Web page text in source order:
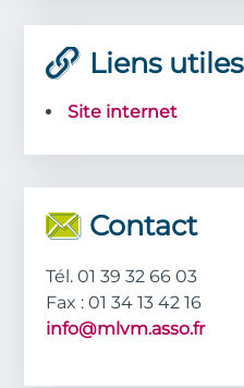
Liens utiles
Site internet
Contact
Tél. 01 39 32 66 03
Fax : 01 34 13 42 16
info@mlvm.asso.fr